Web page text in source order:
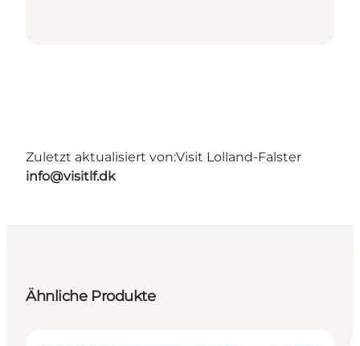
Zuletzt aktualisiert von:Visit Lolland-Falster
info@visitlf.dk
Ähnliche Produkte